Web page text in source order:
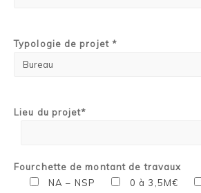
Typologie de projet *
Lieu du projet*
Fourchette de montant de travaux
NA – NSP
0 à 3,5M€